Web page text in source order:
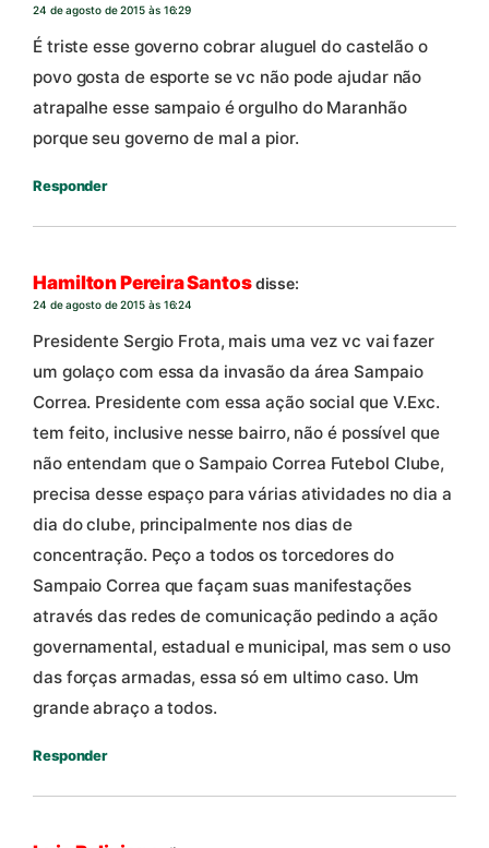
24 de agosto de 2015 às 16:29
É triste esse governo cobrar aluguel do castelão o
povo gosta de esporte se vc não pode ajudar não
atrapalhe esse sampaio é orgulho do Maranhão
porque seu governo de mal a pior.
Responder
Hamilton Pereira Santosdisse:
24 de agosto de 2015 às 16:24
Presidente Sergio Frota, mais uma vez vc vai fazer
um golaço com essa da invasão da área Sampaio
Correa. Presidente com essa ação social que V.Exc.
tem feito, inclusive nesse bairro, não é possível que
não entendam que o Sampaio Correa Futebol Clube,
precisa desse espaço para várias atividades no dia a
dia do clube, principalmente nos dias de
concentração. Peço a todos os torcedores do
Sampaio Correa que façam suas manifestações
através das redes de comunicação pedindo a ação
governamental, estadual e municipal, mas sem o uso
das forças armadas, essa só em ultimo caso. Um
grande abraço a todos.
Responder